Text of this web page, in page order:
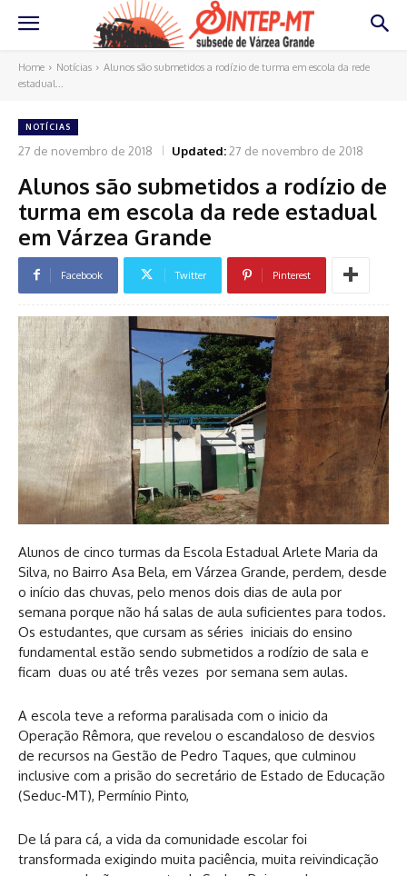
Home Notícias
Alunos são submetidos a rodízio de turma em escola da rede
estadual...
NOTÍCIAS
27 de novembro de 2018 Updated:27 de novembro de 2018
Alunos são submetidos a rodízio de
turma em escola da rede estadual
em Várzea Grande
Facebook Twitter Pinterest
Alunos de cinco turmas da Escola Estadual Arlete Maria da
Silva, no Bairro Asa Bela, em Várzea Grande, perdem, desde
o início das chuvas, pelo menos dois dias de aula por
semana porque não há salas de aula suficientes para todos.
Os estudantes, que cursam as séries iniciais do ensino
fundamental estão sendo submetidos a rodízio de sala e
ficam duas ou até três vezes por semana sem aulas.
A escola teve a reforma paralisada com o inicio da
Operação Rêmora, que revelou o escandaloso de desvios
de recursos na Gestão de Pedro Taques, que culminou
inclusive com a prisão do secretário de Estado de Educação
(Seduc-MT), Permínio Pinto,
De lá para cá, a vida da comunidade escolar foi
transformada exigindo muita paciência, muita reivindicação